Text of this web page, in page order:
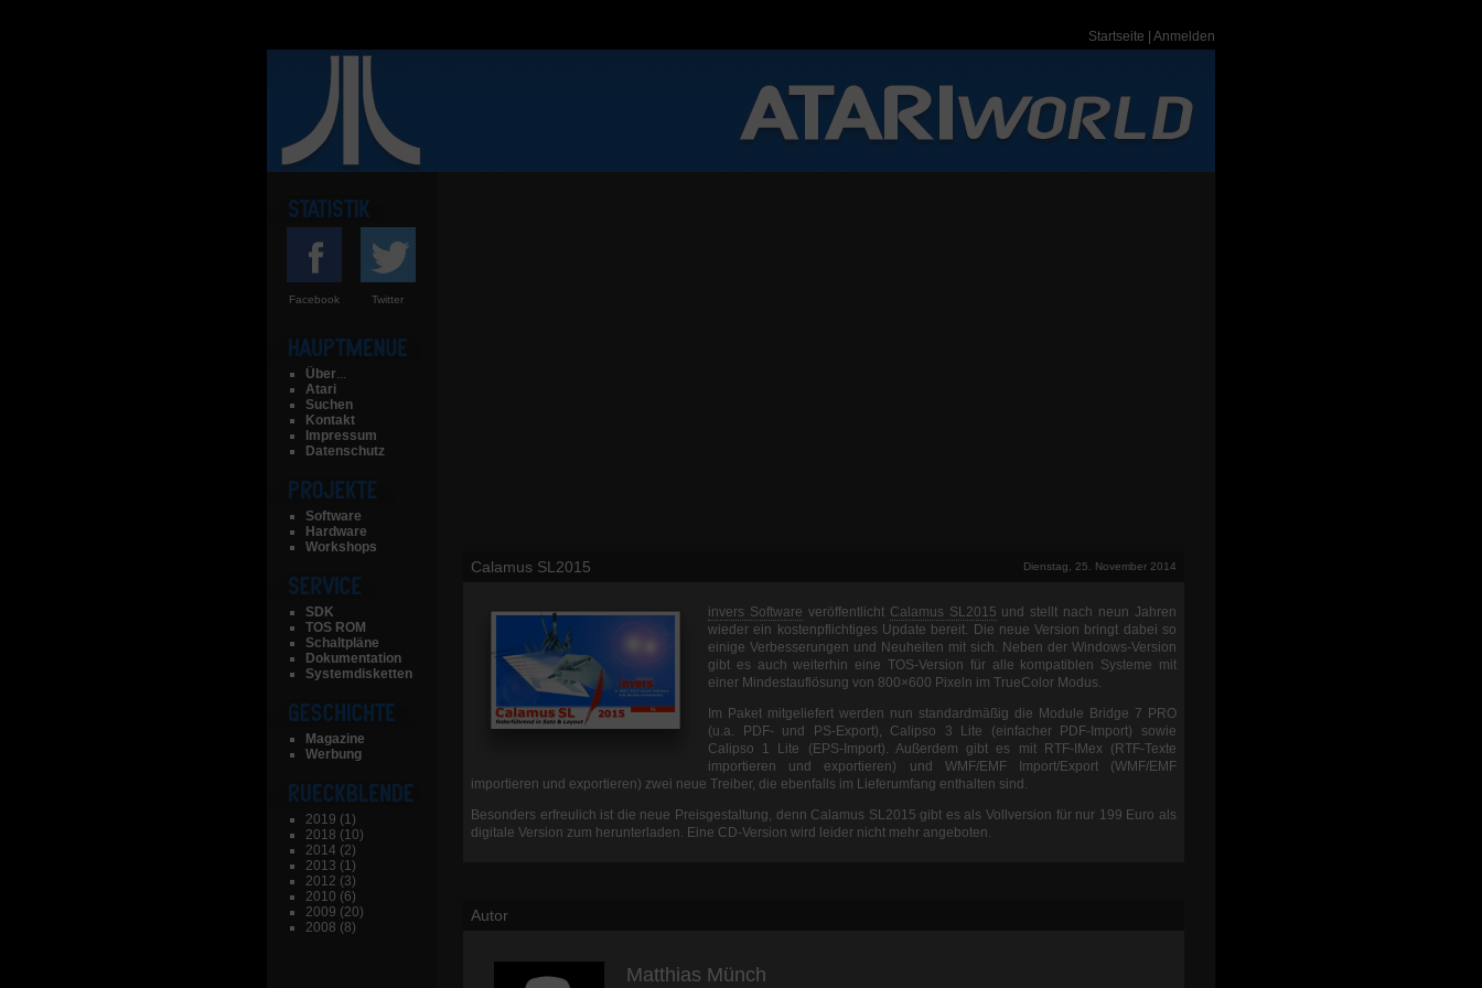
Startseite Anmelden
Facebook Twitter
Über...
Atari
Suchen
Kontakt
Impressum
Datenschutz
Software
Hardware
Workshops
SDK
TOS ROM
Schaltpläne
Dokumentation
Systemdisketten
Magazine
Werbung
2019 (1)
2018 (10)
2014 (2)
2013 (1)
2012 (3)
2010 (6)
2009 (20)
2008 (8)
Calamus SL2015 Dienstag, 25. November 2014
invers Software veröffentlicht Calamus SL2015 und stellt nach neun Jahren
wieder ein kostenpflichtiges Update bereit. Die neue Version bringt dabei so
einige Verbesserungen und Neuheiten mit sich. Neben der Windows-Version
gibt es auch weiterhin eine TOS-Version für alle kompatiblen Systeme mit
einer Mindestauflösung von 800×600 Pixeln im TrueColor Modus.
Im Paket mitgeliefert werden nun standardmäßig die Module Bridge 7 PRO
(u.a. PDF- und PS-Export), Calipso 3 Lite (einfacher PDF-Import) sowie
Calipso 1 Lite (EPS-Import). Außerdem gibt es mit RTF-IMex (RTF-Texte
importieren und exportieren) und WMF/EMF Import/Export (WMF/EMF
importieren und exportieren) zwei neue Treiber, die ebenfalls im Lieferumfang enthalten sind.
Besonders erfreulich ist die neue Preisgestaltung, denn Calamus SL2015 gibt es als Vollversion für nur 199 Euro als
digitale Version zum herunterladen. Eine CD-Version wird leider nicht mehr angeboten.
Autor
Matthias Münch